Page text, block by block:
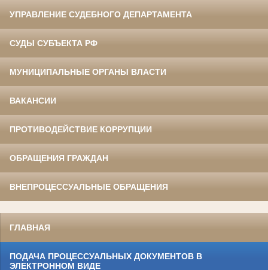
УПРАВЛЕНИЕ СУДЕБНОГО ДЕПАРТАМЕНТА
СУДЫ СУБЪЕКТА РФ
МУНИЦИПАЛЬНЫЕ ОРГАНЫ ВЛАСТИ
ВАКАНСИИ
ПРОТИВОДЕЙСТВИЕ КОРРУПЦИИ
ОБРАЩЕНИЯ ГРАЖДАН
ВНЕПРОЦЕССУАЛЬНЫЕ ОБРАЩЕНИЯ
ГЛАВНАЯ
ПОДАЧА ПРОЦЕССУАЛЬНЫХ ДОКУМЕНТОВ В
ЭЛЕКТРОННОМ ВИДЕ